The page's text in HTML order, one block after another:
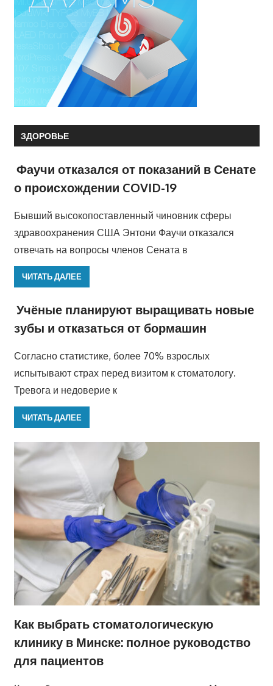
ЗДОРОВЬЕ
Фаучи отказался от показаний в Сенате
о происхождении COVID-19
Бывший высокопоставленный чиновник сферы
здравоохранения США Энтони Фаучи отказался
отвечать на вопросы членов Сената в
ЧИТАТЬ ДАЛЕЕ
Учёные планируют выращивать новые
зубы и отказаться от бормашин
Согласно статистике, более 70% взрослых
испытывают страх перед визитом к стоматологу.
Тревога и недоверие к
ЧИТАТЬ ДАЛЕЕ
Как выбрать стоматологическую
клинику в Минске: полное руководство
для пациентов